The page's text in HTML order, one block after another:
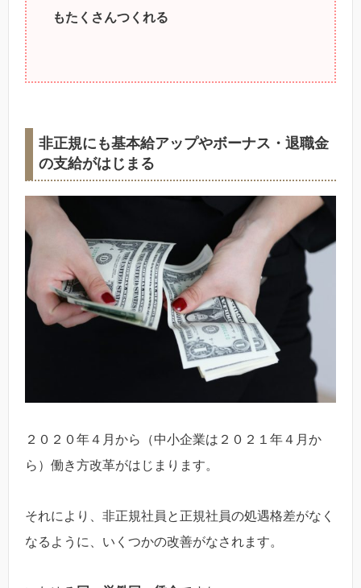
もたくさんつくれる
非正規にも基本給アップやボーナス・退職金
の支給がはじまる
２０２０年４月から（中小企業は２０２１年４月か
ら）働き方改革がはじまります。
それにより、非正規社員と正規社員の処遇格差がなく
なるように、いくつかの改善がなされます。